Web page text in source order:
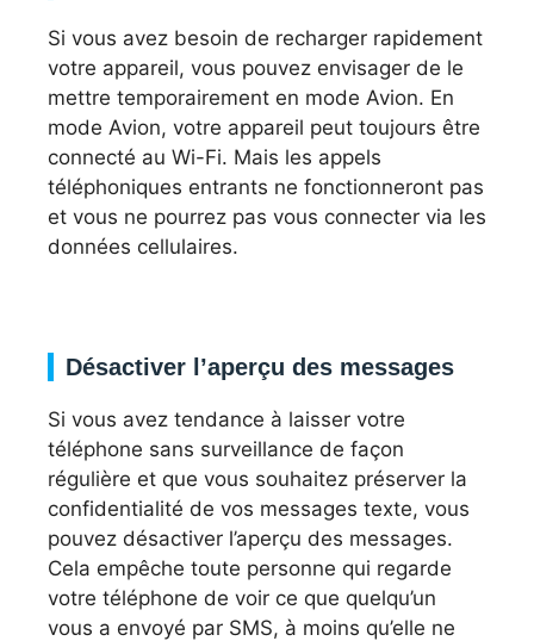
Si vous avez besoin de recharger rapidement
votre appareil, vous pouvez envisager de le
mettre temporairement en mode Avion. En
mode Avion, votre appareil peut toujours être
connecté au Wi-Fi. Mais les appels
téléphoniques entrants ne fonctionneront pas
et vous ne pourrez pas vous connecter via les
données cellulaires.
Désactiver l’aperçu des messages
Si vous avez tendance à laisser votre
téléphone sans surveillance de façon
régulière et que vous souhaitez préserver la
confidentialité de vos messages texte, vous
pouvez désactiver l’aperçu des messages.
Cela empêche toute personne qui regarde
votre téléphone de voir ce que quelqu’un
vous a envoyé par SMS, à moins qu’elle ne